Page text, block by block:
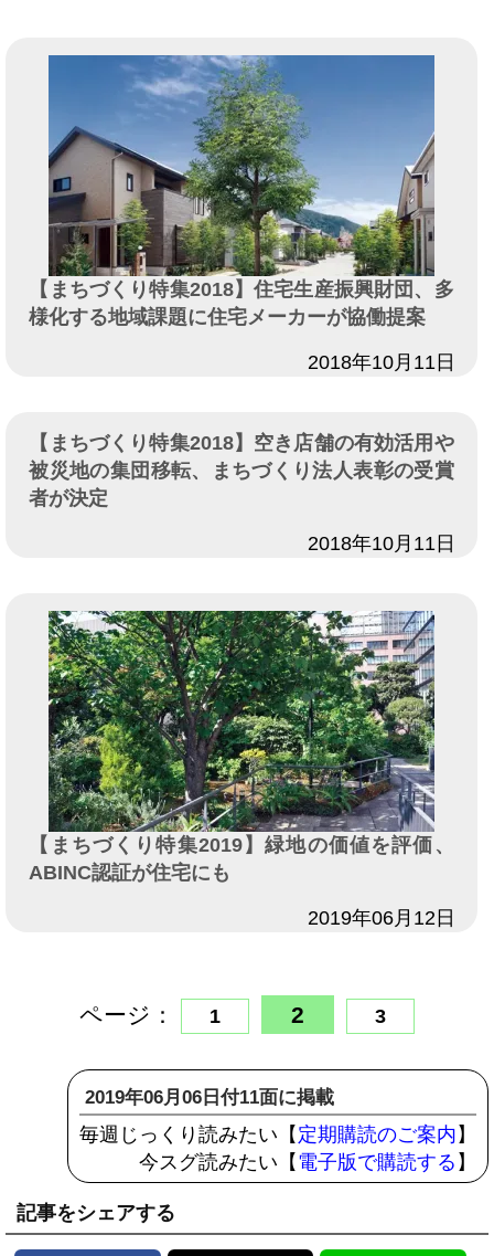
【まちづくり特集2018】住宅生産振興財団、多
様化する地域課題に住宅メーカーが協働提案
2018年10月11日
【まちづくり特集2018】空き店舗の有効活用や
被災地の集団移転、まちづくり法人表彰の受賞
者が決定
2018年10月11日
【まちづくり特集2019】緑地の価値を評価、
ABINC認証が住宅にも
2019年06月12日
ページ： 1 2 3
2019年06月06日付11面に掲載
毎週じっくり読みたい【 定期購読のご案内 】
今スグ読みたい【 電子版で購読する 】
記事をシェアする